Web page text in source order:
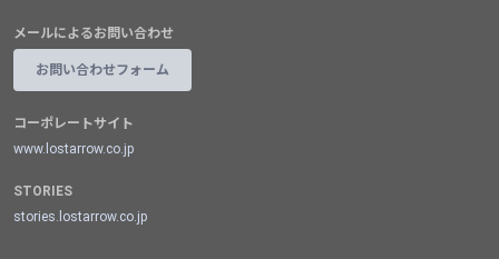
メールによるお問い合わせ
お問い合わせフォーム
コーポレートサイト
www.lostarrow.co.jp
STORIES
stories.lostarrow.co.jp